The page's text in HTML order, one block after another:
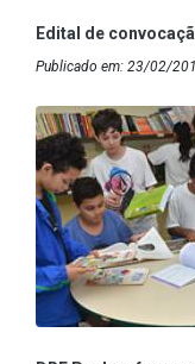
Edital de
Publicado em: 23/02/